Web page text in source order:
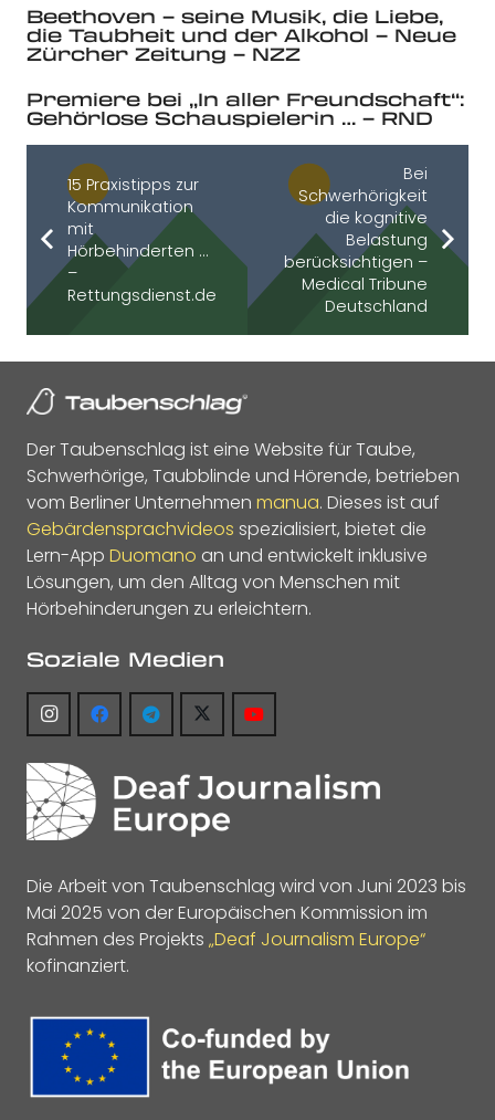
Beethoven – seine Musik, die Liebe,
die Taubheit und der Alkohol – Neue
Zürcher Zeitung – NZZ
Premiere bei „In aller Freundschaft“:
Gehörlose Schauspielerin … – RND
15 Praxistipps zur
Kommunikation
mit
Hörbehinderten …
–
Rettungsdienst.de
Bei
Schwerhörigkeit
die kognitive
Belastung
berücksichtigen –
Medical Tribune
Deutschland
Der Taubenschlag ist eine Website für Taube,
Schwerhörige, Taubblinde und Hörende, betrieben
vom Berliner Unternehmen manua. Dieses ist auf
Gebärdensprachvideos spezialisiert, bietet die
Lern-App Duomano an und entwickelt inklusive
Lösungen, um den Alltag von Menschen mit
Hörbehinderungen zu erleichtern.
Soziale Medien
Die Arbeit von Taubenschlag wird von Juni 2023 bis
Mai 2025 von der Europäischen Kommission im
Rahmen des Projekts „Deaf Journalism Europe“
kofinanziert.